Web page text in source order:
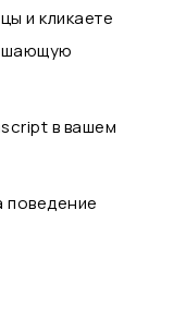
и кликаете
в вашем